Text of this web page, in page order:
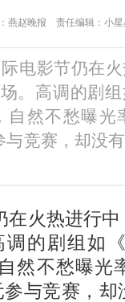
燕赵晚报 责任编辑：小星
电影节仍在
。高调的剧
自然不愁曝光
与竞赛，却没
火热进行中
的剧组如
然不愁曝光
与竞赛，